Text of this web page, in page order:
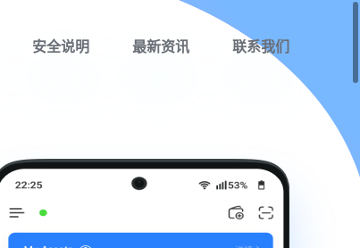
安全说明 最新资讯 联系我们